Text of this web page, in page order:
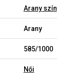
Arany szín
Arany
585/1000
Női